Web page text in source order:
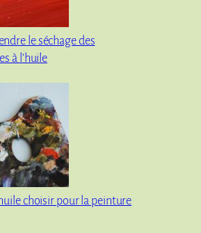
le séchage des
à l’huile
choisir pour la peinture